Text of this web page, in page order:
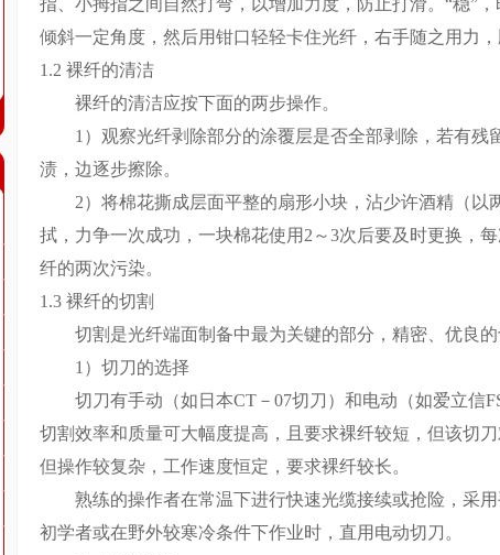
指、小拇指之间自然打弯，以增加力度，防止打滑。“稳”
倾斜一定角度，然后用钳口轻轻卡住光纤，右手随之用力
1.2 裸纤的清洁
裸纤的清洁应按下面的两步操作。
1）观察光纤剥除部分的涂覆层是否全部剥除，若有残
渍，边逐步擦除。
2）将棉花撕成层面平整的扇形小块，沾少许酒精（以
拭，力争一次成功，一块棉花使用2～3次后要及时更换，
纤的两次污染。
1.3 裸纤的切割
切割是光纤端面制备中最为关键的部分，精密、优良的
1）切刀的选择
切刀有手动（如日本CT－07切刀）和电动（如爱立信
切割效率和质量可大幅度提高，且要求裸纤较短，但该切
但操作较复杂，工作速度恒定，要求裸纤较长。
熟练的操作者在常温下进行快速光缆接续或抢险，采用
初学者或在野外较寒冷条件下作业时，直用电动切刀。